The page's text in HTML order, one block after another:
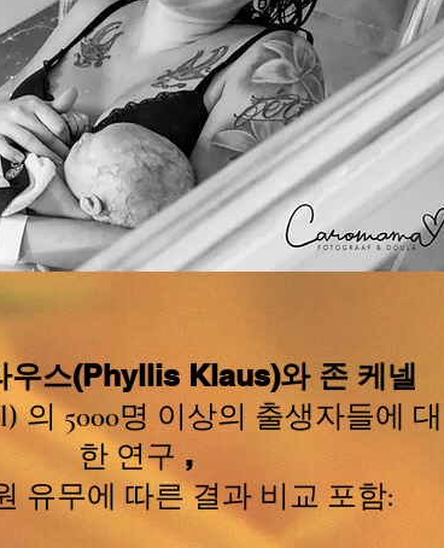
우스(Phyllis Klaus)와 존 케넬
의 5000명 이상의 출생자들에 대
한 연구 ,
유무에 따른 결과 비교 포함: